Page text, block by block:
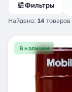
Фильтры
Найдено: 14 товаров
В наличии